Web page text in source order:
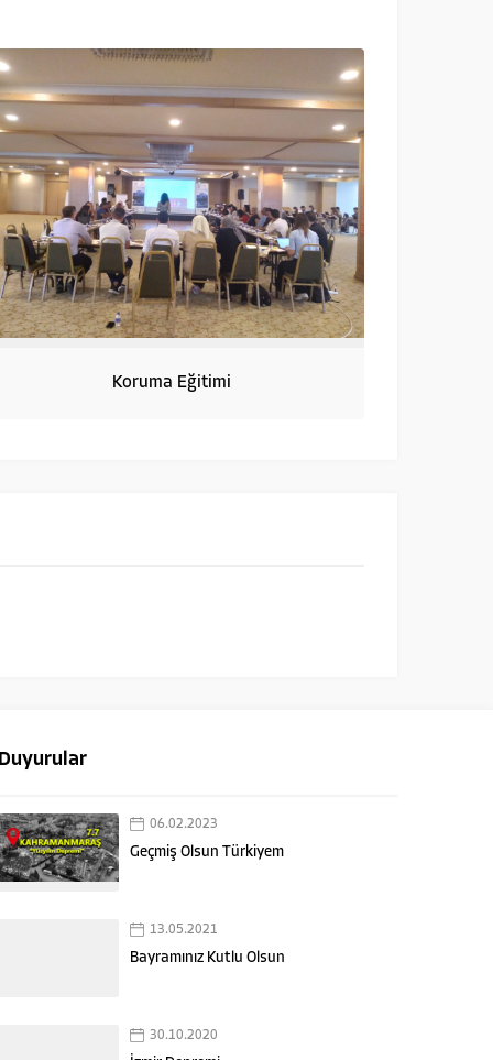
Koruma Eğitimi
06.02.2023
Geçmiş Olsun Türkiyem
13.05.2021
Bayramınız Kutlu Olsun
30.10.2020